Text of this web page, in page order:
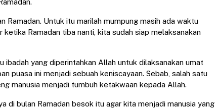
Ramadan. Untuk itu marilah mumpung masih ada waktu
Ramadan tiba nanti, kita sudah siap melaksanakan
yang diperintahkan Allah untuk dilaksanakan umat
puasa ini menjadi sebuah keniscayaan. Sebab, salah satu
manusia menjadi tumbuh ketakwaan kepada Allah.
di bulan Ramadan besok itu agar kita menjadi manusia yang